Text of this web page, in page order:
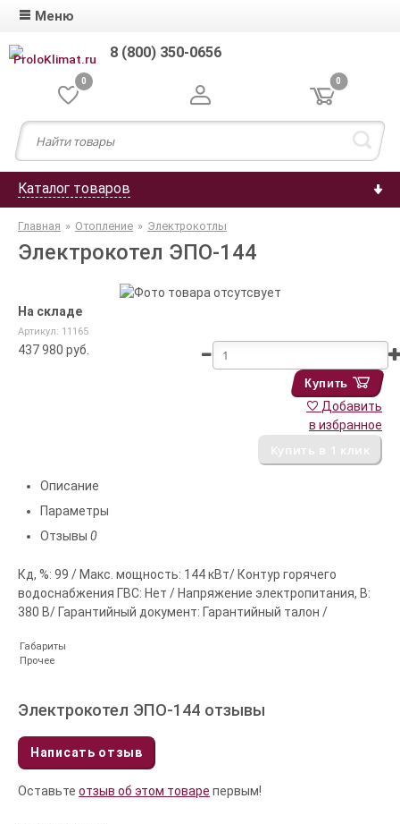
Меню
8 (800) 350-0656
0 0
Каталог товаров
Главная » Отопление » Электрокотлы
Электрокотел ЭПО-144
На складе
Артикул: 11165
437 980 руб.
Купить
Добавить
в избранное
Описание
Параметры
Отзывы 0
Кд, %: 99 / Макс. мощность: 144 кВт/ Контур горячего
водоснабжения ГВС: Нет / Напряжение электропитания, В:
380 В/ Гарантийный документ: Гарантийный талон /
Габариты
Прочее
Электрокотел ЭПО-144 отзывы
Написать отзыв
Оставьте отзыв об этом товаре первым!